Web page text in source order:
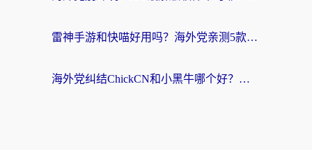
雷神手游和快喵好用吗？海外党亲测5款回国加速器，附斧牛Bling对比+微信视频号解决办法
海外党纠结ChickCN和小黑牛哪个好？一篇帮你选对回国加速器的实用指南